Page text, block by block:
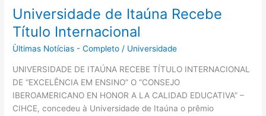
Universidade de Itaúna Recebe
Título Internacional
Ùltimas Notícias - Completo / Universidade
UNIVERSIDADE DE ITAÚNA RECEBE TÍTULO INTERNACIONAL
DE “EXCELÊNCIA EM ENSINO” O “CONSEJO
IBEROAMERICANO EN HONOR A LA CALIDAD EDUCATIVA” –
CIHCE, concedeu à Universidade de Itaúna o prêmio
Universidade
de
Itaúna
Recebe
Internacional